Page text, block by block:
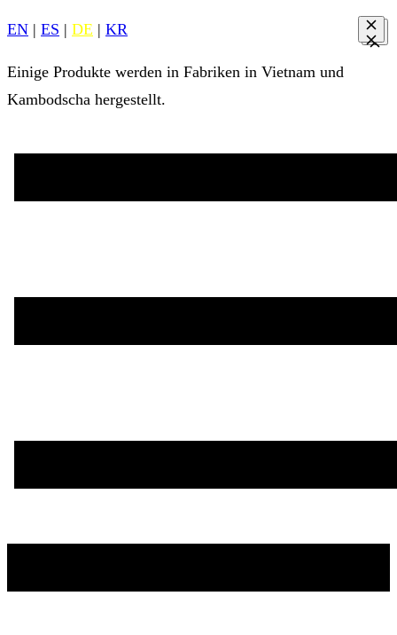
EN | ES | DE | KR
Einige Produkte werden in Fabriken in Vietnam und
Kambodscha hergestellt.